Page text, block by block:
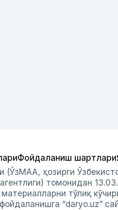
Фойдаланиш шартлари
(ЎзМАА, ҳозирги
томонидан
тўлиқ
“daryo.uz”